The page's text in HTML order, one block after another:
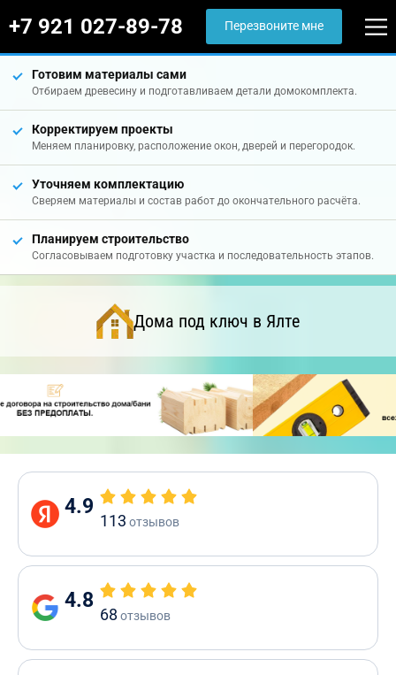
+7 921 027-89-78 Перезвоните мне
Готовим материалы сами
Отбираем древесину и подготавливаем детали домокомплекта.
Корректируем проекты
Меняем планировку, расположение окон, дверей и перегородок.
Уточняем комплектацию
Сверяем материалы и состав работ до окончательного расчёта.
Планируем строительство
Согласовываем подготовку участка и последовательность этапов.
Дома под ключ в Ялте
4.9
113 отзывов
4.8
68 отзывов